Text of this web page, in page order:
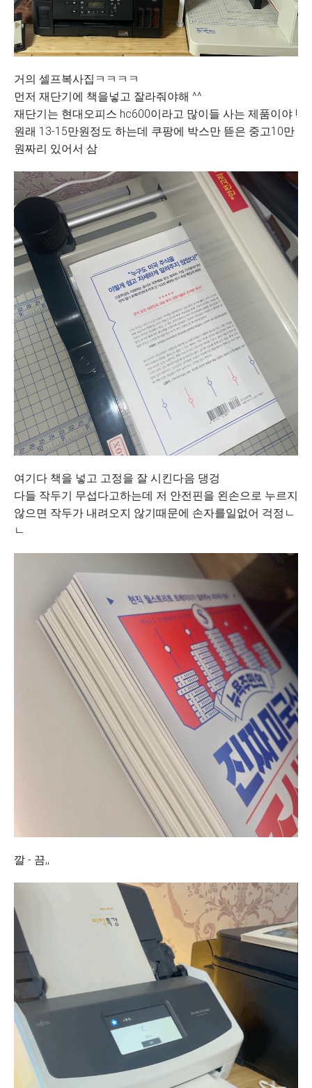
거의 셀프복사집ㅋㅋㅋㅋ
먼저 재단기에 책을넣고 잘라줘야해 ^^
재단기는 현대오피스 hc600이라고 많이들 사는 제품이야 !
원래 13-15만원정도 하는데 쿠팡에 박스만 뜯은 중고10만
원짜리 있어서 삼
여기다 책을 넣고 고정을 잘 시킨다음 댕겅
다들 작두기 무섭다고하는데 저 안전핀을 왼손으로 누르지
않으면 작두가 내려오지 않기때문에 손자를일없어 걱정ㄴ
ㄴ
깔 - 끔,,